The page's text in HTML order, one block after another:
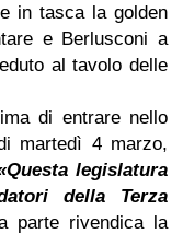
in tasca la golden
e Berlusconi a
al tavolo delle
di entrare nello
martedì 4 marzo,
legislatura
della Terza
parte rivendica la